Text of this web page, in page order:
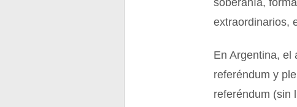
soberanía,
extraordinarios,
En Argentina, el
referéndum y
referéndum (sin